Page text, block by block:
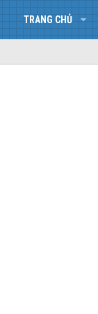
TRANG CHỦ